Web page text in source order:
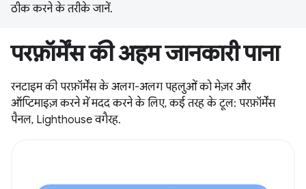
ठीक करने के तरीके जानें.
परफ़ॉर्मेंस की अहम जानकारी पाना
रनटाइम की परफ़ॉर्मेंस के अलग-अलग पहलुओं को मेज़र और
ऑप्टिमाइज़ करने में मदद करने के लिए, कई तरह के टूल: परफ़ॉर्मेंस
पैनल, Lighthouse वगैरह.